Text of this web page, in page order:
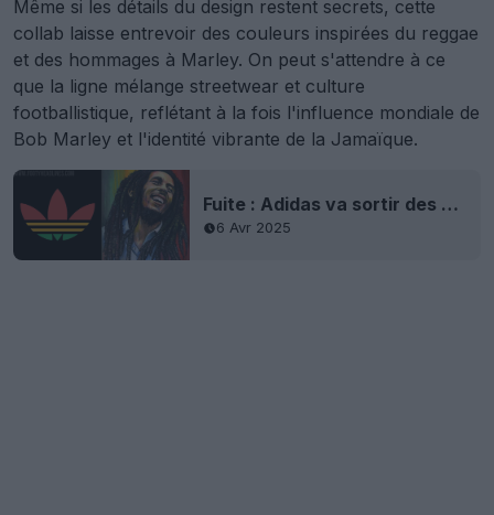
Même si les détails du design restent secrets, cette
collab laisse entrevoir des couleurs inspirées du reggae
et des hommages à Marley. On peut s'attendre à ce
que la ligne mélange streetwear et culture
footballistique, reflétant à la fois l'influence mondiale de
Bob Marley et l'identité vibrante de la Jamaïque.
Fuite : Adidas va sortir des chaussures de foot Bob Marley
6 Avr 2025